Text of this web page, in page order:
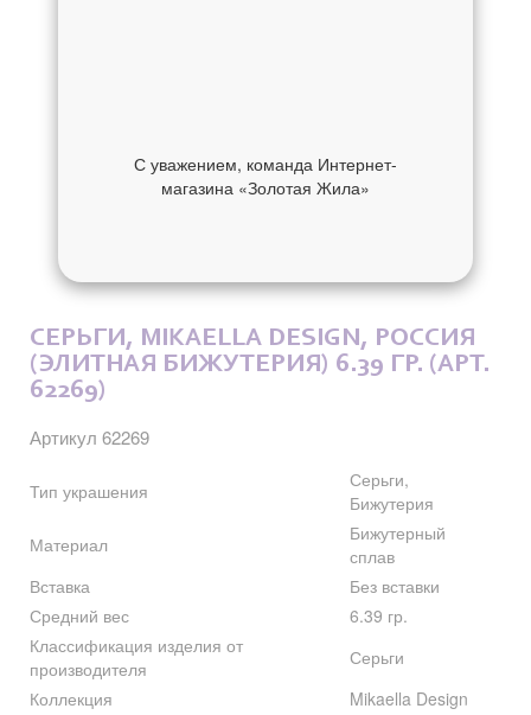
СЕРЬГИ, MIKAELLA DESIGN, РОССИЯ
(ЭЛИТНАЯ БИЖУТЕРИЯ) 6.39 ГР. (АРТ.
62269)
Артикул 62269
Тип украшения
Серьги,
Бижутерия
Материал
Бижутерный
сплав
Вставка
Без вставки
Средний вес
6.39 гр.
Классификация изделия от
производителя
Серьги
Коллекция
Mikaella Design
С уважением, команда Интернет-
магазина «Золотая Жила»